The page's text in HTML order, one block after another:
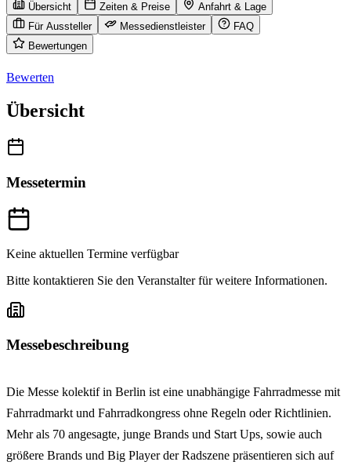
Übersicht Zeiten & Preise
Anfahrt & Lage
Für Aussteller
Messedienstleister
FAQ
Bewertungen
Bewerten
Übersicht
Messetermin
Keine aktuellen Termine verfügbar
Bitte kontaktieren Sie den Veranstalter für weitere Informationen.
Messebeschreibung
Die Messe kolektif in Berlin ist eine unabhängige Fahrradmesse mit
Fahrradmarkt und Fahrradkongress ohne Regeln oder Richtlinien.
Mehr als 70 angesagte, junge Brands und Start Ups, sowie auch
größere Brands und Big Player der Radszene präsentieren sich auf